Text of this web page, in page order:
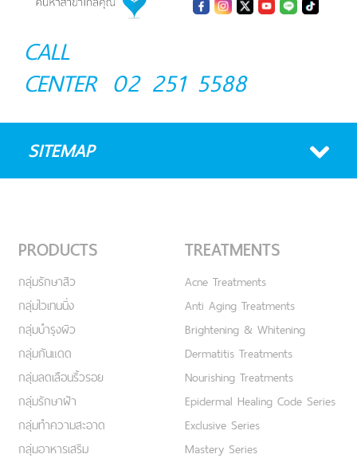
CALL
CENTER 02 251 5588
SITEMAP
PRODUCTS
กลุ่มรักษาสิว
กลุ่มไวเทนนิ่ง
กลุ่มบำรุงผิว
กลุ่มกันแดด
กลุ่มลดเลือนริ้วรอย
กลุ่มรักษาฝ้า
กลุ่มทำความสะอาด
กลุ่มอาหารเสริม
TREATMENTS
Acne Treatments
Anti Aging Treatments
Brightening & Whitening
Dermatitis Treatments
Nourishing Treatments
Epidermal Healing Code Series
Exclusive Series
Mastery Series